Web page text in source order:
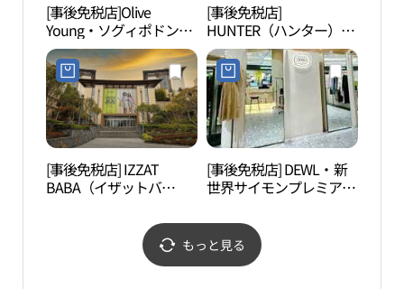
[事後免税店]Olive
Young・ソグィポドング
ァン（西帰浦東広）店
(올리브영 서귀포동광점)
[事後免税店]
HUNTER（ハンター）・
新世界サイモンプレミア
ムアウトレットチェジュ
（済州）店(헌터 신세계
사이먼프리미엄 아울렛
제주점)
[事後免税店] IZZAT
BABA（イザットバ
レミアムアウトレットチ
ェジュ（済州）店(아이
잗바바 신세계사이먼프
[事後免税店] DEWL・新
世界サイモンプレミアム
（済州）店(듀엘 신세계
사이먼프리미엄 아울렛
제주점)
もっと見る